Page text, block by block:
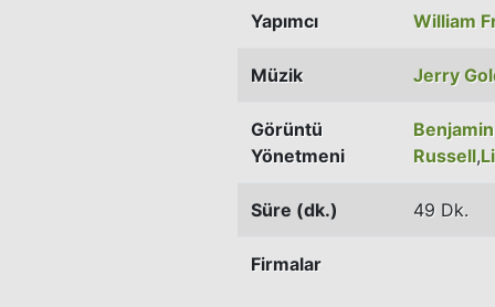
Yapımcı William
Müzik Jerry
Görüntü
Yönetmeni
Russell,
Süre (dk.) 49 Dk.
Firmalar